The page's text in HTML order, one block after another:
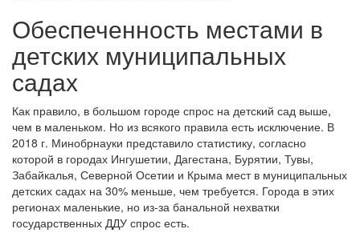
Обеспеченность местами в
детских муниципальных
садах
Как правило, в большом городе спрос на детский сад выше,
чем в маленьком. Но из всякого правила есть исключение. В
2018 г. Минобрнауки представило статистику, согласно
которой в городах Ингушетии, Дагестана, Бурятии, Тувы,
Забайкалья, Северной Осетии и Крыма мест в муниципальных
детских садах на 30% меньше, чем требуется. Города в этих
регионах маленькие, но из-за банальной нехватки
государственных ДДУ спрос есть.